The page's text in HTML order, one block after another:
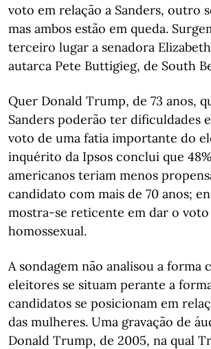
voto em relação a Sanders, outro
mas ambos estão em queda.
terceiro lugar a senadora
autarca Pete Buttigieg, de South
Quer Donald Trump, de 73 anos,
Sanders poderão ter dificuldades
voto de uma fatia importante do
inquérito da Ipsos conclui que
americanos teriam menos
candidato com mais de 70 anos;
mostra-se reticente em dar o
homossexual.
A sondagem não analisou a forma
eleitores se situam perante a
candidatos se posicionam em
das mulheres. Uma gravação de
Donald Trump, de 2005, na qual